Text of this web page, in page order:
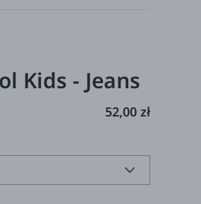
Kids - Jeans
52,00 zł